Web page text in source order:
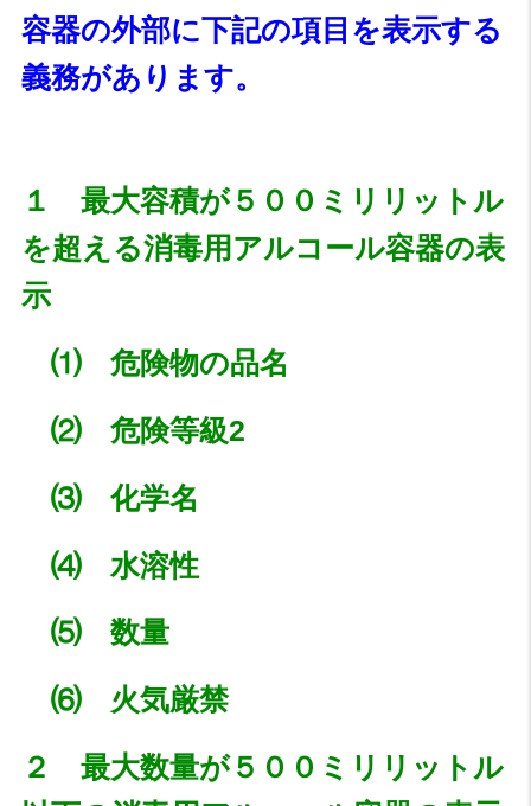
容器の外部に下記の項目を表示する
義務があります。
１ 最大容積が５００ミリリットル
を超える消毒用アルコール容器の表
示
⑴ 危険物の品名
⑵ 危険等級2
⑶ 化学名
⑷ 水溶性
⑸ 数量
⑹ 火気厳禁
２ 最大数量が５００ミリリットル